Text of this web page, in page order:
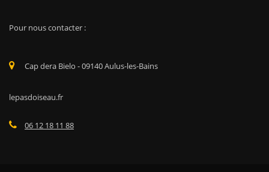
Pour nous contacter :
Cap dera Bielo - 09140 Aulus-les-Bains
lepasdoiseau.fr
06 12 18 11 88